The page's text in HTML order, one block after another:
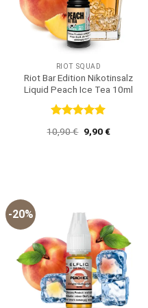
RIOT SQUAD
Riot Bar Edition Nikotinsalz
Liquid Peach Ice Tea 10ml
mit 5von
10,90€ Ursprünglicher
Preis
9,90€Aktueller
-20%